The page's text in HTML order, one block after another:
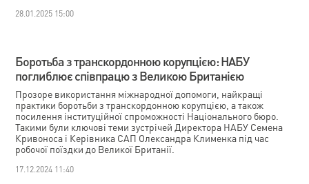
28.01.2025 15:00
Боротьба з транскордонною корупцією: НАБУ
поглиблює співпрацю з Великою Британією
Прозоре використання міжнародної допомоги, найкращі
практики боротьби з транскордонною корупцією, а також
посилення інституційної спроможності Національного бюро.
Такими були ключові теми зустрічей Директора НАБУ Семена
Кривоноса і Керівника САП Олександра Клименка під час
робочої поїздки до Великої Британії.
17.12.2024 11:40